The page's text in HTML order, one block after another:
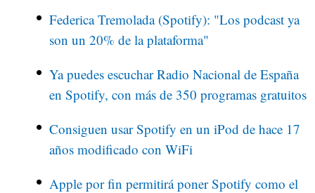
Federica Tremolada (Spotify): "Los podcast ya
son un 20% de la plataforma"
Ya puedes escuchar Radio Nacional de España
en Spotify, con más de 350 programas gratuitos
Consiguen usar Spotify en un iPod de hace 17
años modificado con WiFi
Apple por fin permitirá poner Spotify como el